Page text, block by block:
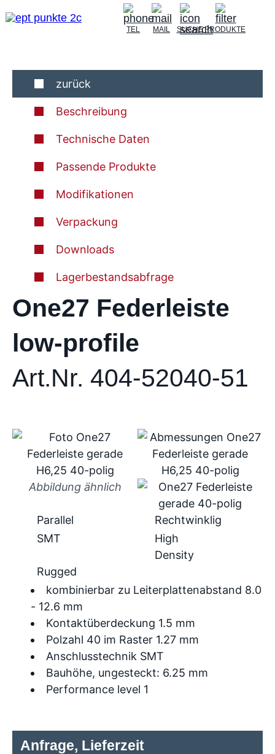
TEL MAIL SUCHEPRODUKTE
zurück
Beschreibung
Technische Daten
Passende Produkte
Modifikationen
Verpackung
Downloads
Lagerbestandsabfrage
One27 Federleiste
low-profile
Art.Nr. 404-52040-51
Abbildung ähnlich
kombinierbar zu Leiterplattenabstand 8.0
- 12.6 mm
Kontaktüberdeckung 1.5 mm
Polzahl 40 im Raster 1.27 mm
Anschlusstechnik SMT
Bauhöhe, ungesteckt: 6.25 mm
Performance level 1
Parallel
Rechtwinklig
SMT
High
Density
Rugged
Anfrage, Lieferzeit